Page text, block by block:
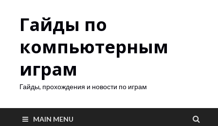
Гайды по
компьютерным
играм
Гайды, прохождения и новости по играм
MAIN MENU